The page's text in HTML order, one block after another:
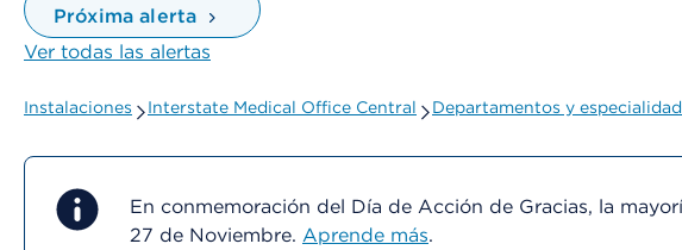
Próxima alerta
Ver todas las alertas
Instalaciones Interstate Medical Office Central Departamentos y
En conmemoración del Día de Acción de Gracias, la
27 de Noviembre. Aprende más.